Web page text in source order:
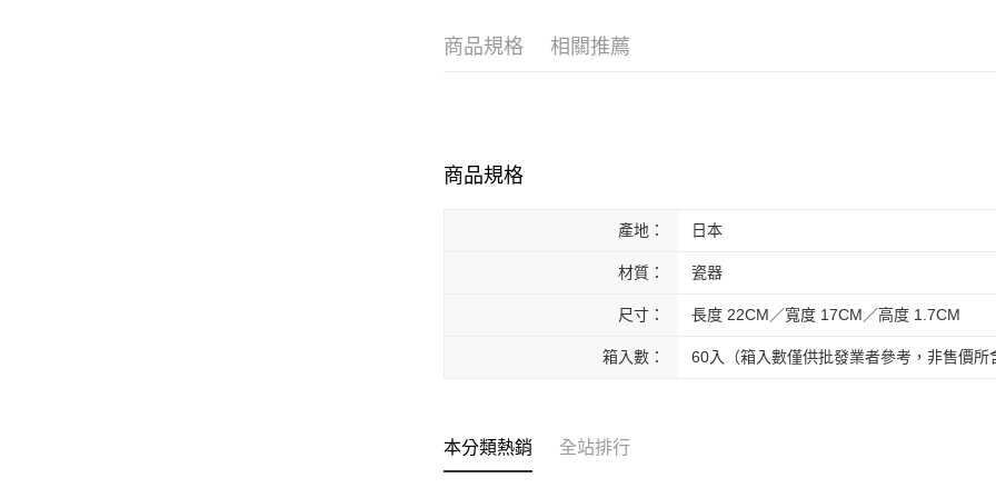
商品規格 相關推薦
商品規格
產地： 日本
材質： 瓷器
尺寸： 長度 22CM／寬度 17CM／高度 1.7CM
箱入數： 60入（箱入數僅供批發業者參考，非售價所
本分類熱銷 全站排行